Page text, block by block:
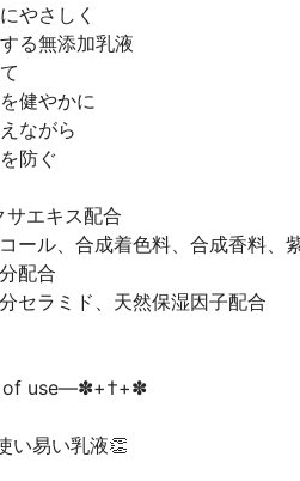
やさしく
る無添加乳液
健やかに
ながら
防ぐ
エキス配合
ール、合成着色料、合成香料、
配合
セラミド、天然保湿因子配合
use―✽+†+✽
い易い乳液👏